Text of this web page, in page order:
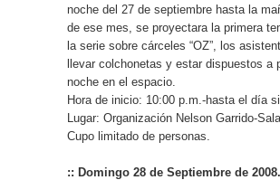
noche del 27 de septiembre hasta la
de ese mes, se proyectara la primera
la serie sobre cárceles “OZ”, los
llevar colchonetas y estar dispuestos a
noche en el espacio.
Hora de inicio: 10:00 p.m.-hasta el día
Lugar: Organización Nelson Garrido-
Cupo limitado de personas.
:: Domingo 28 de Septiembre de 2008.